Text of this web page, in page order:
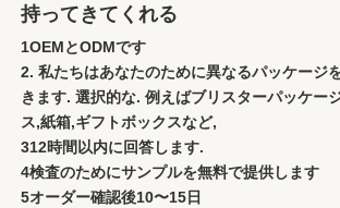
持ってきてくれる
1OEMとODMです
2. 私たちはあなたのために異なるパッケージ
きます. 選択的な. 例えばブリスターパッケー
ス,紙箱,ギフトボックスなど,
312時間以内に回答します.
4検査のためにサンプルを無料で提供します
5オーダー確認後10〜15日